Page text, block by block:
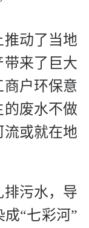
推动了当地
带来了巨大
商户环保意
废水不做
或就在地
污水，导
“七彩河”